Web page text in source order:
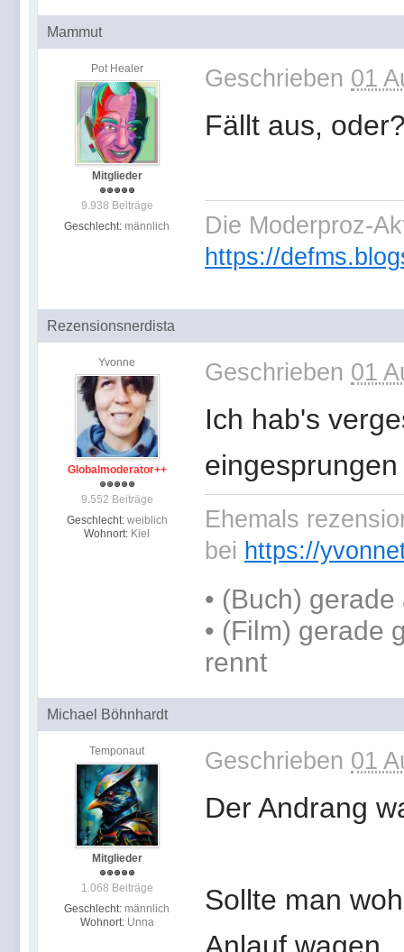
Mammut
Pot Healer
Mitglieder
9.938 Beiträge
Geschlecht: männlich
Geschrieben 01
Fällt aus,
Die Moderproz-
https://
Rezensionsnerdista
Yvonne
Globalmoderator++
9.552 Beiträge
Geschlecht: weiblich
Wohnort: Kiel
Geschrieben 01
Ich hab's
eingesprungen
Ehemals
bei https://
• (Buch) gerade
• (Film) gerade
rennt
Michael Böhnhardt
Temponaut
Mitglieder
1.068 Beiträge
Geschlecht: männlich
Wohnort: Unna
Geschrieben 01
Der Andrang
Sollte man